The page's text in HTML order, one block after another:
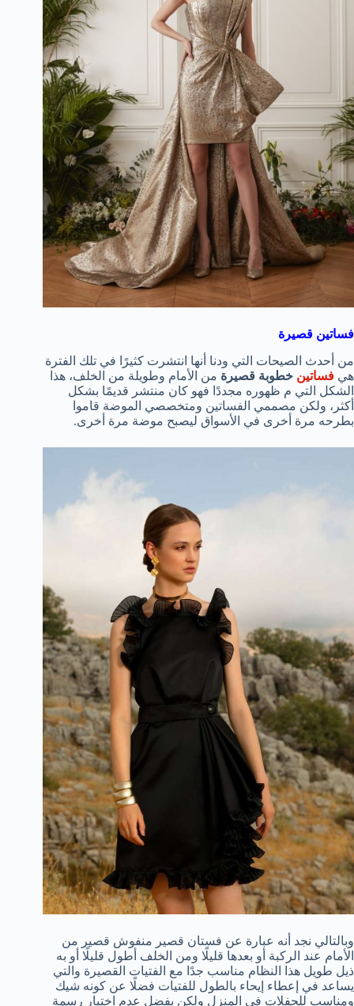
فساتين قصيرة
من أحدث الصيحات التي ودنا أنها انتشرت كثيرًا في تلك الفترة
هي فساتين خطوبة قصيرة من الأمام وطويلة من الخلف، هذا
الشكل التي م ظهوره مجددًا فهو كان منتشر قديمًا بشكل
أكثر، ولكن مصممي الفساتين ومتخصصي الموضة قاموا
بطرحه مرة أخرى في الأسواق ليصبح موضة مرة أخرى.
وبالتالي نجد أنه عبارة عن فستان قصير منفوش قصير من
الأمام عند الركبة أو بعدها قليلًا ومن الخلف أطول قليلًا أو به
ذيل طويل هذا النظام مناسب جدًا مع الفتيات القصيرة والتي
يساعد في إعطاء إيحاء بالطول للفتيات فضلًا عن كونه شيك
ومناسب للحفلات في المنزل ولكن يفضل عدم اختيار رسمة